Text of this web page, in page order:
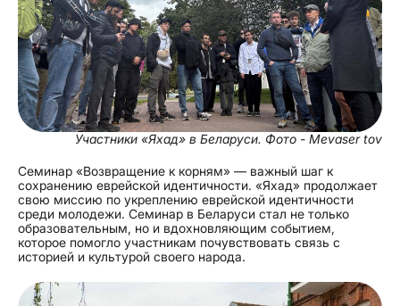
Участники «Яхад» в Беларуси. Фото - Mevaser tov
Семинар «Возвращение к корням» — важный шаг к
сохранению еврейской идентичности. «Яхад» продолжает
свою миссию по укреплению еврейской идентичности
среди молодежи. Семинар в Беларуси стал не только
образовательным, но и вдохновляющим событием,
которое помогло участникам почувствовать связь с
историей и культурой своего народа.